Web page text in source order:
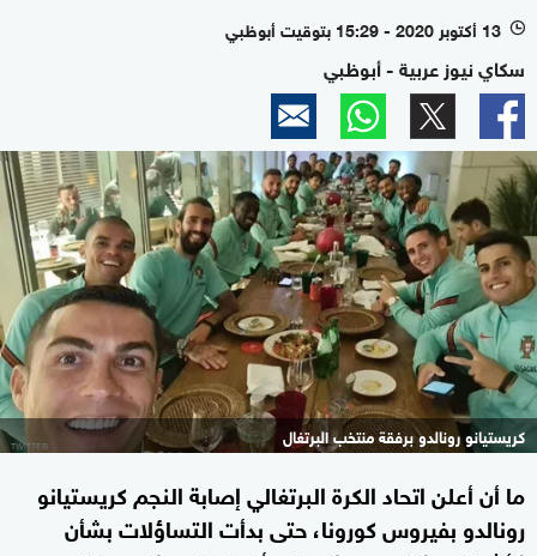
l 13 أكتوبر 2020 - 15:29 بتوقيت أبوظبي
سكاي نيوز عربية - أبوظبي
كريستيانو رونالدو برفقة منتخب البرتغال
ما أن أعلن اتحاد الكرة البرتغالي إصابة النجم كريستيانو
رونالدو بفيروس كورونا، حتى بدأت التساؤلات بشأن